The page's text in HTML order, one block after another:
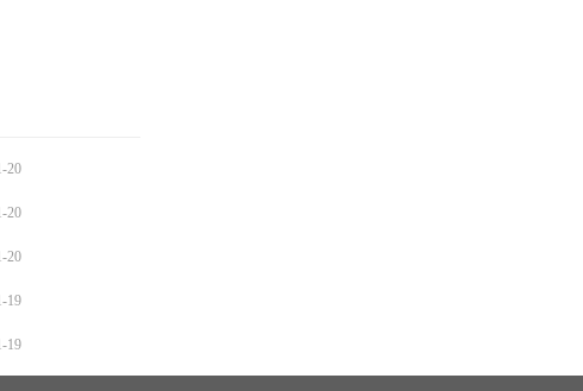
20
20
20
19
19